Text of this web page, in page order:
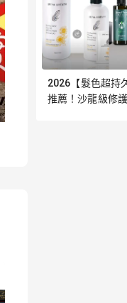
2026【髮色超持
推薦！沙龍級修